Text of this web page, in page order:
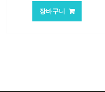
가
격:
장바구니